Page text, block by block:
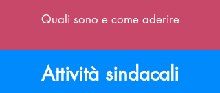
Quali sono e come aderire
Attività sindacali